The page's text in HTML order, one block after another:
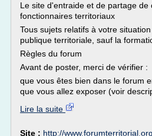
Le site d'entraide et de partage de
fonctionnaires territoriaux
Tous sujets relatifs à votre
publique territoriale, sauf la
Règles du forum
Avant de poster, merci de vérifier :
que vous êtes bien dans le forum
que vous allez exposer (voir
Lire la suite
Site : http://www.forumterritorial.org